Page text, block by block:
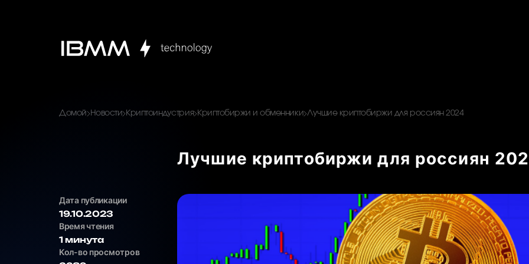
Домой Новости Криптоиндустрия Криптобиржи и обменники Лучшие криптобиржи для россиян 2024
Лучшие криптобиржи для россиян
Дата публикации
19.10.2023
Время чтения
1 минута
Кол-во просмотров